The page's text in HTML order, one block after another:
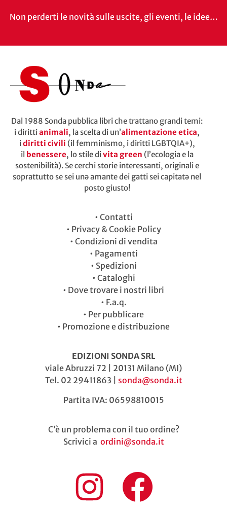
Non perderti le novità sulle uscite, gli eventi, le idee…
Dal 1988 Sonda pubblica libri che trattano grandi temi:
i dirittianimali, la scelta di un’alimentazione etica,
idiritti civili (il femminismo, i diritti LGBTQIA+),
il benessere, lo stile divita green (l’ecologia e la
sostenibilità). Se cerchi storie interessanti, originali e
soprattutto se sei unə amante dei gatti sei capitatə nel
posto giusto!
• Contatti
• Privacy & Cookie Policy
• Condizioni di vendita
• Pagamenti
• Spedizioni
• Cataloghi
• Dove trovare i nostri libri
• F.a.q.
• Per pubblicare
• Promozione e distribuzione
EDIZIONI SONDA SRL
viale Abruzzi 72 | 20131 Milano (MI)
Tel. 02 29411863 | sonda@sonda.it
Partita IVA: 06598810015
C’è un problema con il tuo ordine?
Scrivici a ordini@sonda.it